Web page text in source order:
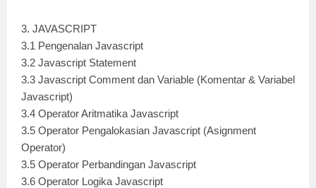
3. JAVASCRIPT
3.1 Pengenalan Javascript
3.2 Javascript Statement
3.3 Javascript Comment dan Variable (Komentar & Variabel
Javascript)
3.4 Operator Aritmatika Javascript
3.5 Operator Pengalokasian Javascript (Asignment
Operator)
3.5 Operator Perbandingan Javascript
3.6 Operator Logika Javascript